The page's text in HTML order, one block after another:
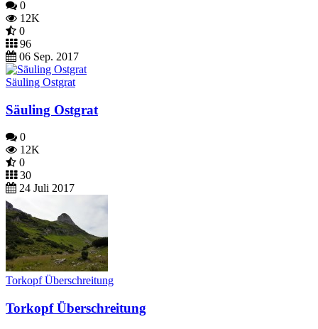
0
12K
0
96
06 Sep. 2017
Säuling Ostgrat
Säuling Ostgrat
0
12K
0
30
24 Juli 2017
Torkopf Überschreitung
Torkopf Überschreitung